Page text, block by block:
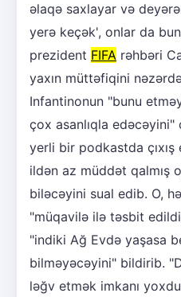
əlaqə saxlayar və
yerə keçək', onlar da
prezident FIFA rəhbəri
yaxın müttəfiqini
Infantinonun "bunu
çox asanlıqla
yerli bir podkastda çıxış
ildən az müddət qalmış
biləcəyini sual edib. O,
"müqavilə ilə təsbit
"indiki Ağ Evdə yaşasa
bilməyəcəyini" bildirib.
ləğv etmək imkanı